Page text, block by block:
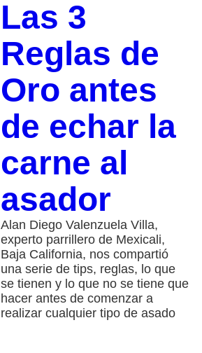
Las 3
Reglas de
Oro antes
de echar la
carne al
asador
Alan Diego Valenzuela Villa,
experto parrillero de Mexicali,
Baja California, nos compartió
una serie de tips, reglas, lo que
se tienen y lo que no se tiene que
hacer antes de comenzar a
realizar cualquier tipo de asado